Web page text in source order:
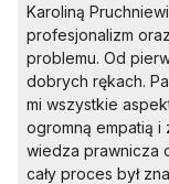
Karoliną
profesjonalizm
problemu. Od
dobrych rękach.
mi wszystkie
ogromną empatią i
wiedza prawnicza
cały proces był